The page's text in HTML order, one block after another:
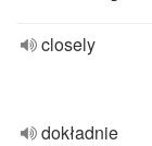
closely
dokładnie